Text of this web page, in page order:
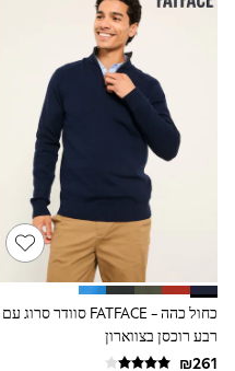
Dresses
Jeans
& Playsuits
Knitwear
Loungewear
& Pyjamas
Pants & Leggings
Occasion & Party
Schoolwear
Sets & Outfits
Shirts & Blouses
Shorts & Skirts
Sportswear
& Hoodies
Swimwear
Tops & T-shirts
Tracksuits
The Pink Edit
כחול כהה - FATFACE סוודר סרוג עם
רבע רוכסן בצווארון